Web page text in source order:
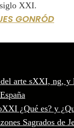
XXI.
GONRÓD
arte sXXI, ng, y
¿Qué es? y
Sagrados de